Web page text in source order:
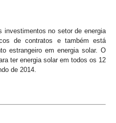
investimentos no setor de energia
de contratos e também está
estrangeiro em energia solar. O
ter energia solar em todos os 12
de 2014.